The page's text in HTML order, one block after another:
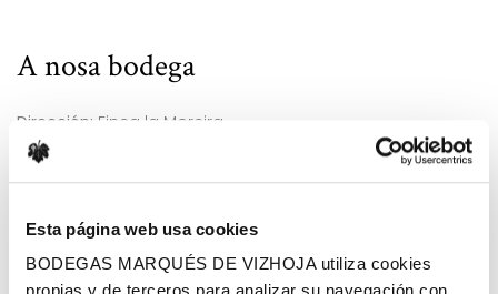
Esta página web usa cookies
BODEGAS MARQUÉS DE VIZHOJA utiliza cookies
A nosa bodega
Dirección: Finca la Moreira
36438, Arbo, Pontevedra
España
online@marquesdevizhoja.com